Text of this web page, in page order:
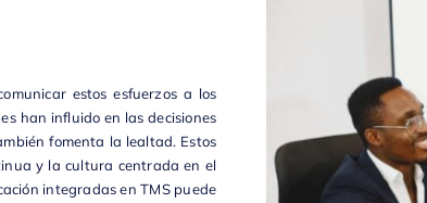
estos esfuerzos a los
han influido en las decisiones
fomenta la lealtad. Estos
y la cultura centrada en el
integradas enTMS puede